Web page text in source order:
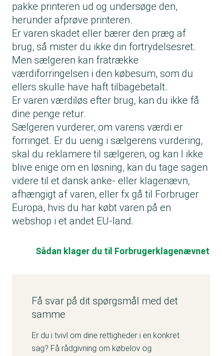
pakke printeren ud og undersøge den,
herunder afprøve printeren.
Er varen skadet eller bærer den præg af
brug, så mister du ikke din fortrydelsesret.
Men sælgeren kan fratrække
værdiforringelsen i den købesum, som du
ellers skulle have haft tilbagebetalt.
Er varen værdiløs efter brug, kan du ikke få
dine penge retur.
Sælgeren vurderer, om varens værdi er
forringet. Er du uenig i sælgerens vurdering,
skal du reklamere til sælgeren, og kan I ikke
blive enige om en løsning, kan du tage sagen
videre til et dansk anke- eller klagenævn,
afhængigt af varen, eller fx gå til Forbruger
Europa, hvis du har købt varen på en
webshop i et andet EU-land.
Sådan klager du til Forbrugerklagenævnet
Få svar på dit spørgsmål med det
samme
Er du i tvivl om dine rettigheder i en konkret
sag? Få rådgivning om købelov og